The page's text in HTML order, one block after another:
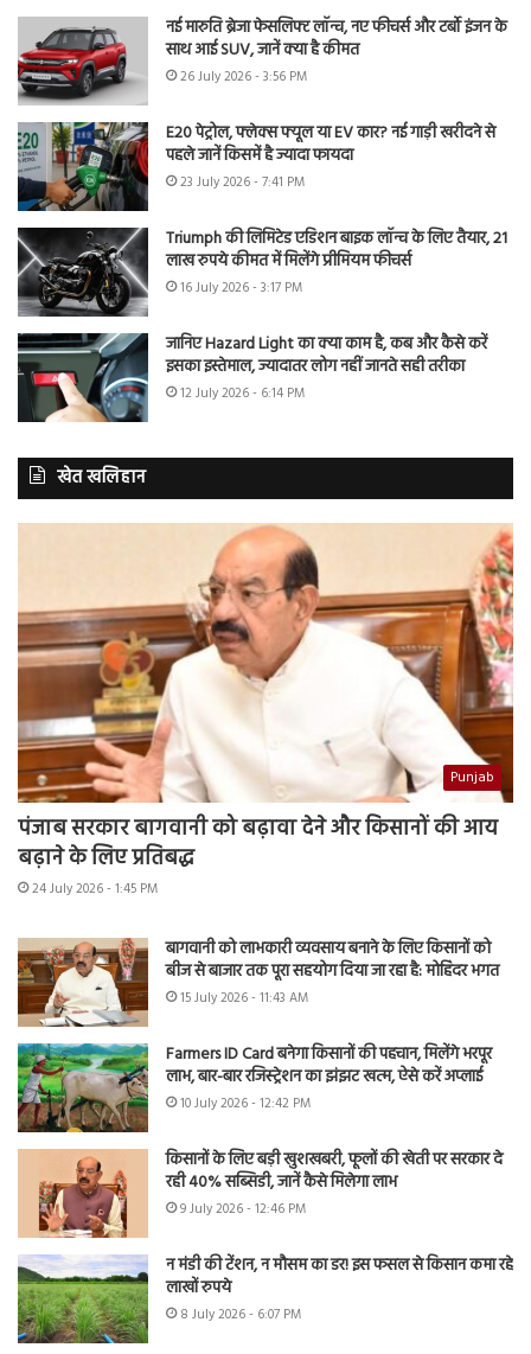
नई मारुति ब्रेजा फेसलिफ्ट लॉन्च, नए फीचर्स और टर्बो इंजन के
साथ आई SUV, जानें क्या है कीमत
26 July 2026 - 3:56 PM
E20 पेट्रोल, फ्लेक्स फ्यूल या EV कार? नई गाड़ी खरीदने से
पहले जानें किसमें है ज्यादा फायदा
23 July 2026 - 7:41 PM
Triumph की लिमिटेड एडिशन बाइक लॉन्च के लिए तैयार, 21
लाख रुपये कीमत में मिलेंगे प्रीमियम फीचर्स
16 July 2026 - 3:17 PM
जानिए Hazard Light का क्या काम है, कब और कैसे करें
इसका इस्तेमाल, ज्यादातर लोग नहीं जानते सही तरीका
12 July 2026 - 6:14 PM
खेत खलिहान
Punjab
पंजाब सरकार बागवानी को बढ़ावा देने और किसानों की आय
बढ़ाने के लिए प्रतिबद्ध
24 July 2026 - 1:45 PM
बागवानी को लाभकारी व्यवसाय बनाने के लिए किसानों को
बीज से बाजार तक पूरा सहयोग दिया जा रहा है: मोहिंदर भगत
15 July 2026 - 11:43 AM
Farmers ID Card बनेगा किसानों की पहचान, मिलेंगे भरपूर
लाभ, बार-बार रजिस्ट्रेशन का झंझट खत्म, ऐसे करें अप्लाई
10 July 2026 - 12:42 PM
किसानों के लिए बड़ी खुशखबरी, फूलों की खेती पर सरकार दे
रही 40% सब्सिडी, जानें कैसे मिलेगा लाभ
9 July 2026 - 12:46 PM
न मंडी की टेंशन, न मौसम का डर! इस फसल से किसान कमा रहे
लाखों रुपये
8 July 2026 - 6:07 PM